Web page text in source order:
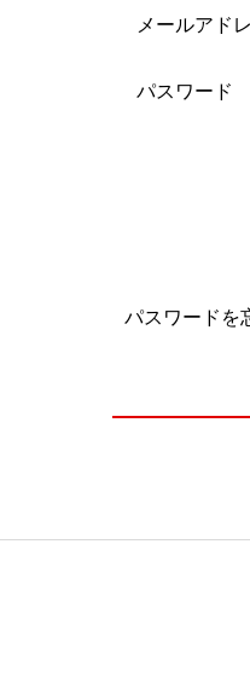
メールアド
パスワード
パスワードを